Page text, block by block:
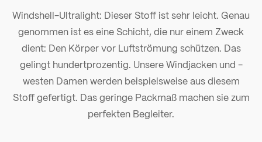
Windshell-Ultralight: Dieser Stoff ist sehr leicht. Genau
genommen ist es eine Schicht, die nur einem Zweck
dient: Den Körper vor Luftströmung schützen. Das
gelingt hundertprozentig. Unsere Windjacken und -
westen Damen werden beispielsweise aus diesem
Stoff gefertigt. Das geringe Packmaß machen sie zum
perfekten Begleiter.